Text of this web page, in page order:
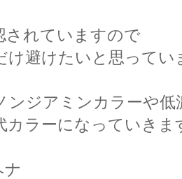
されていますので
け避けたいと思ってい
ンジアミンカラーや
カラーになっていきま